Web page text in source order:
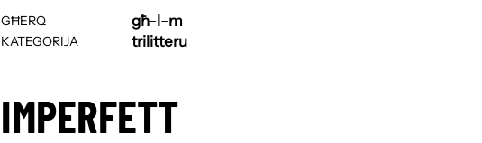
GĦERQ
KATEGORIJA
għ-l-m
trilitteru
IMPERFETT